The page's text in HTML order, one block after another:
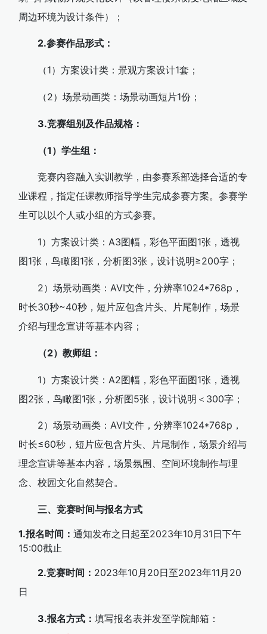
周边环境为设计条件）；
2.参赛作品形式：
（1）方案设计类：景观方案设计1套；
（2）场景动画类：场景动画短片1份；
3.竞赛组别及作品规格：
（1）学生组：
竞赛内容融入实训教学，由参赛系部选择合适的专
业课程，指定任课教师指导学生完成参赛方案。参赛学
生可以以个人或小组的方式参赛。
1）方案设计类：A3图幅，彩色平面图1张，透视
图1张，鸟瞰图1张，分析图3张，设计说明≥200字；
2）场景动画类：AVI文件，分辨率1024*768p，
时长30秒~40秒，短片应包含片头、片尾制作，场景
介绍与理念宣讲等基本内容；
（2）教师组：
1）方案设计类：A2图幅，彩色平面图1张，透视
图2张，鸟瞰图1张，分析图5张，设计说明＜300字；
2）场景动画类：AVI文件，分辨率1024*768p，
时长≤60秒，短片应包含片头、片尾制作，场景介绍与
理念宣讲等基本内容，场景氛围、空间环境制作与理
念、校园文化自然契合。
三、竞赛时间与报名方式
1.报名时间： 通知发布之日起至2023年10月31日下午
15:00截止
2.竞赛时间： 2023年10月20日至2023年11月20
日
3.报名方式： 填写报名表并发至学院邮箱：